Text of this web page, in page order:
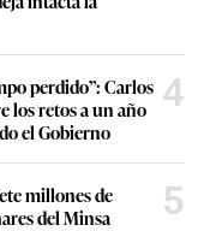
perdido”: Carlos
los retos a un año
el Gobierno
4
millones de
del Minsa
5